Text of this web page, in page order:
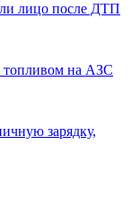
лицо после ДТП
топливом на АЗС
зарядку,